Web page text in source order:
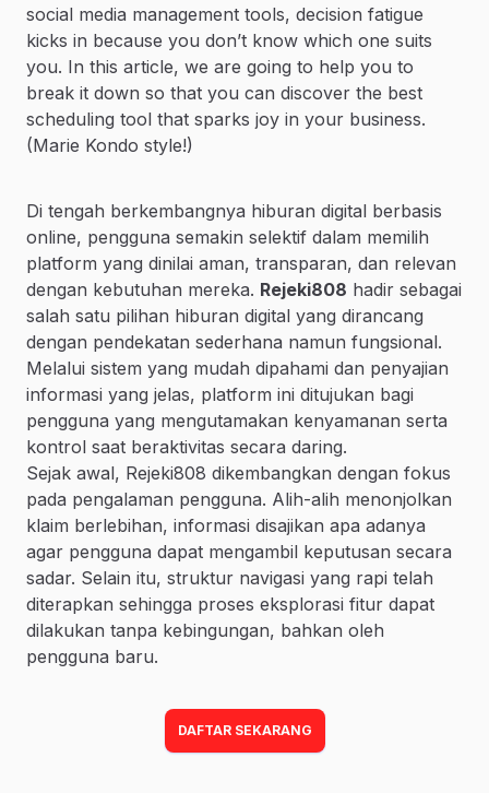
social media management tools, decision fatigue
kicks in because you don’t know which one suits
you. In this article, we are going to help you to
break it down so that you can discover the best
scheduling tool that sparks joy in your business.
(Marie Kondo style!)
Di tengah berkembangnya hiburan digital berbasis
online, pengguna semakin selektif dalam memilih
platform yang dinilai aman, transparan, dan relevan
dengan kebutuhan mereka. Rejeki808 hadir sebagai
salah satu pilihan hiburan digital yang dirancang
dengan pendekatan sederhana namun fungsional.
Melalui sistem yang mudah dipahami dan penyajian
informasi yang jelas, platform ini ditujukan bagi
pengguna yang mengutamakan kenyamanan serta
kontrol saat beraktivitas secara daring.
Sejak awal, Rejeki808 dikembangkan dengan fokus
pada pengalaman pengguna. Alih-alih menonjolkan
klaim berlebihan, informasi disajikan apa adanya
agar pengguna dapat mengambil keputusan secara
sadar. Selain itu, struktur navigasi yang rapi telah
diterapkan sehingga proses eksplorasi fitur dapat
dilakukan tanpa kebingungan, bahkan oleh
pengguna baru.
DAFTAR SEKARANG